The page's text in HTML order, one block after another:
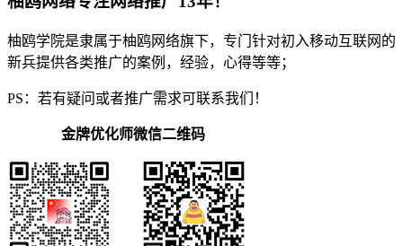
柚鸥学院是隶属于柚鸥网络旗下，专门针对初入移动互联网的
新兵提供各类推广的案例，经验，心得等等；
PS：若有疑问或者推广需求可联系我们！
金牌优化师微信二维码